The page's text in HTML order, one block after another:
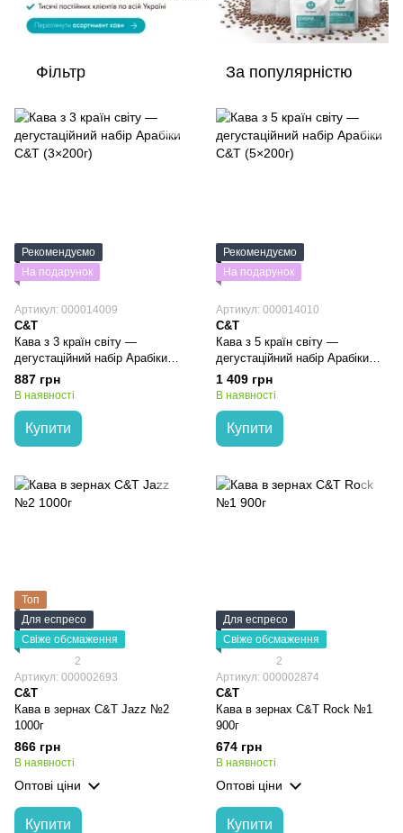
Фільтр За популярністю
Рекомендуємо
На подарунок
Артикул: 000014009
C&T
Кава з 3 країн світу —
дегустаційний набір Арабіки
C&T (3×200г)
887 грн
В наявності
Купити
Рекомендуємо
На подарунок
Артикул: 000014010
C&T
Кава з 5 країн світу —
дегустаційний набір Арабіки
C&T (5×200г)
1 409 грн
В наявності
Купити
Топ
Для еспресо
Свіже обсмаження
2
Артикул: 000002693
C&T
Кава в зернах C&T Jazz №2
1000г
866 грн
В наявності
Оптові ціни
Купити
Для еспресо
Свіже обсмаження
2
Артикул: 000002874
C&T
Кава в зернах C&T Rock №1
900г
674 грн
В наявності
Оптові ціни
Купити